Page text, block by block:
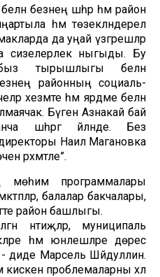
безнең шәһәр һәм район
һәм төзекләндерелә
да уңай үзгәрешләр
сизелерлек ныгыды. Бу
тырышлыгы белән
районның социаль-
хезмәте һәм ярдәме белән
Бүген Азнакай бай
шәһәргә әйләнде. Без
Наил Магановка
рәхмәтле”.
мөһим программалары
балалар бакчалары,
район башлыгы.
нәтиҗәләр, муниципаль
һәм юнәлешләре дөрес
- диде Марсель Шәйдуллин.
проблемаларны хәл